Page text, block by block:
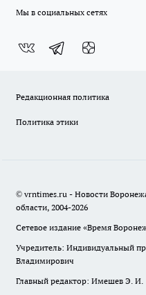
Мы в социальных сетях
Редакционная политика
Политика этики
© vrntimes.ru - Новости
области, 2004-2026
Сетевое издание «Время
Учредитель: Индивидуальный
Владимирович
Главный редактор: Имешев Э. И.